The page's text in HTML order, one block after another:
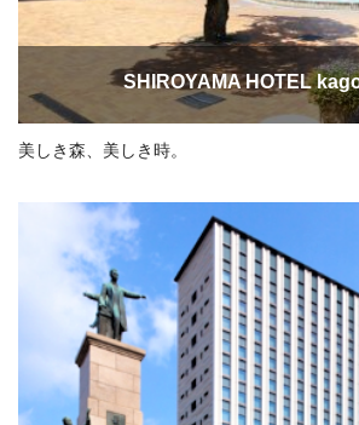
SHIROYAMA HOTEL
美しき森、美しき時。